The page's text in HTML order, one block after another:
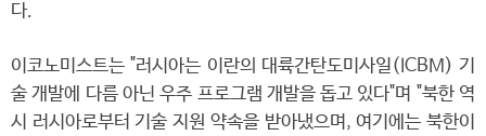
다.
이코노미스트는 "러시아는 이란의 대륙간탄도미사일(ICBM) 기
술 개발에 다름 아닌 우주 프로그램 개발을 돕고 있다"며 "북한 역
시 러시아로부터 기술 지원 약속을 받아냈으며, 여기에는 북한이